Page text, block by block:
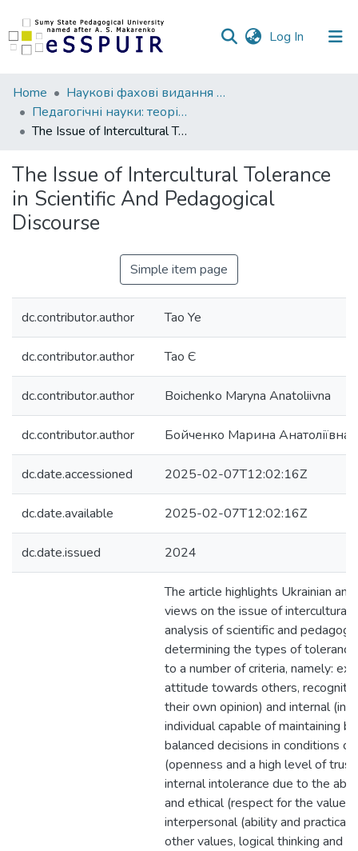
Log In (current)
Communities
&
Collections
Statistics
Home
Наукові фахові видання СумДПУ
Педагогічні науки: теорія, історія, інноваційні технології
The Issue of Intercultural Tolerance in Scientific And Pedagogical Discourse
The Issue of Intercultural Tolerance
in Scientific And Pedagogical
Discourse
Simple item page
dc.contributor.author Tao Ye
dc.contributor.author Тао Є
dc.contributor.author Boichenko Maryna Anatoliivna
dc.contributor.author Бойченко Марина Анатоліївна
dc.date.accessioned 2025-02-07T12:02:16Z
dc.date.available 2025-02-07T12:02:16Z
dc.date.issued 2024
The article highlights Ukrainian
views on the issue of intercultural
analysis of scientific and
determining the types of
to a number of criteria, namely:
attitude towards others,
their own opinion) and internal
individual capable of maintaining
balanced decisions in conditions
(openness and a high level of
internal intolerance due to the
and ethical (respect for the values
interpersonal (ability and practical
other values, logical thinking and